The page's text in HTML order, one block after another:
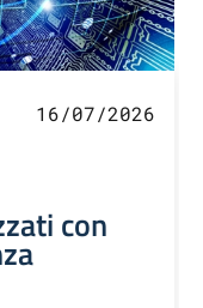
16/07/2026
con